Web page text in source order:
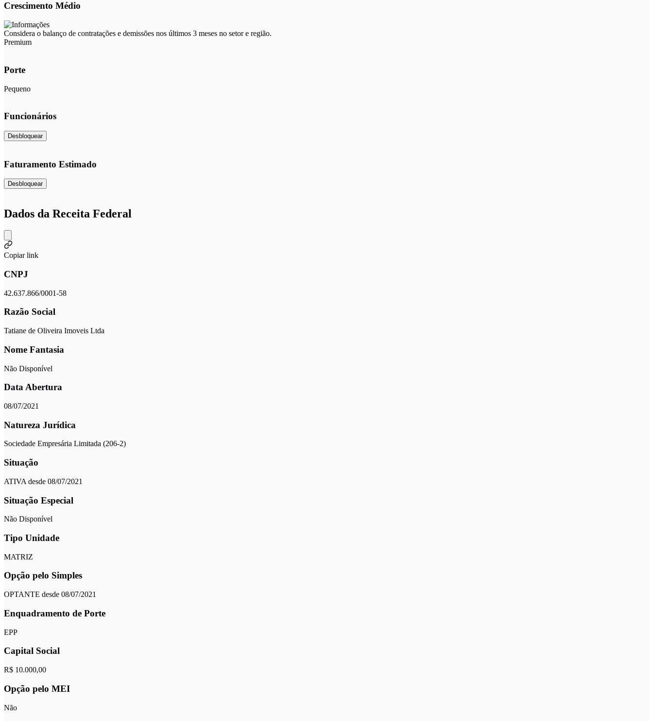
Crescimento Médio
Considera o balanço de contratações e demissões nos últimos 3 meses no setor e região.
Premium
Porte
Pequeno
Funcionários
Desbloquear
Faturamento Estimado
Desbloquear
Dados da Receita Federal
Copiar link
CNPJ
42.637.866/0001-58
Razão Social
Tatiane de Oliveira Imoveis Ltda
Nome Fantasia
Não Disponível
Data Abertura
08/07/2021
Natureza Jurídica
Sociedade Empresária Limitada (206-2)
Situação
ATIVA desde 08/07/2021
Situação Especial
Não Disponível
Tipo Unidade
MATRIZ
Opção pelo Simples
OPTANTE desde 08/07/2021
Enquadramento de Porte
EPP
Capital Social
R$ 10.000,00
Opção pelo MEI
Não